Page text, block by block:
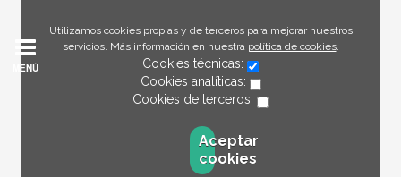
Utilizamos cookies propias y de terceros para mejorar nuestros
servicios. Más información en nuestra política de cookies.
Cookies técnicas:
Cookies analíticas:
Cookies de terceros:
Aceptar
cookies
MENÚ